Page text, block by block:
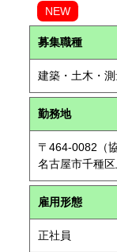
NEW
募集職種
建築・土木・
勤務地
〒464-0082（
名古屋市千種
雇用形態
正社員